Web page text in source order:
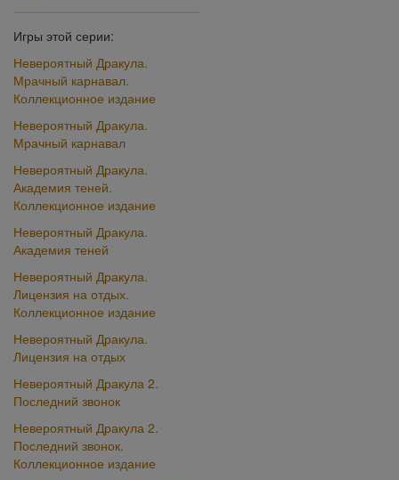
Игры этой серии:
Невероятный Дракула.
Мрачный карнавал.
Коллекционное издание
Невероятный Дракула.
Мрачный карнавал
Невероятный Дракула.
Академия теней.
Коллекционное издание
Невероятный Дракула.
Академия теней
Невероятный Дракула.
Лицензия на отдых.
Коллекционное издание
Невероятный Дракула.
Лицензия на отдых
Невероятный Дракула 2.
Последний звонок
Невероятный Дракула 2.
Последний звонок.
Коллекционное издание